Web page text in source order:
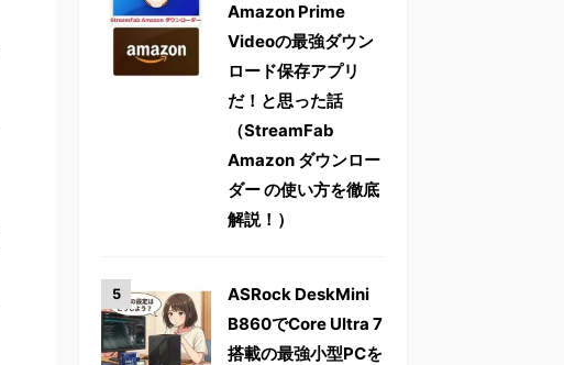
Amazon Prime
Videoの最強ダウン
ロード保存アプリ
だ！と思った話
（StreamFab
Amazon ダウンロー
ダー の使い方を徹底
解説！）
ASRock DeskMini
B860でCore Ultra 7
搭載の最強小型PCを